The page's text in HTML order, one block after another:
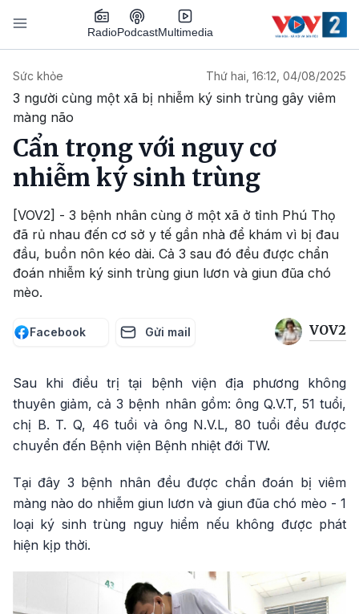
Nhảy đến nội dung
RadioPodcastMultimedia
Sức khỏe Thứ hai, 16:12, 04/08/2025
3 người cùng một xã bị nhiễm ký sinh trùng gây viêm
màng não
Cẩn trọng với nguy cơ
nhiễm ký sinh trùng
[VOV2] - 3 bệnh nhân cùng ở một xã ở tỉnh Phú Thọ
đã rủ nhau đến cơ sở y tế gần nhà để khám vì bị đau
đầu, buồn nôn kéo dài. Cả 3 sau đó đều được chẩn
đoán nhiễm ký sinh trùng giun lươn và giun đũa chó
mèo.
Facebook Gửi mail VOV2
Sau khi điều trị tại bệnh viện địa phương không
thuyên giảm, cả 3 bệnh nhân gồm: ông Q.V.T, 51 tuổi,
chị B. T. Q, 46 tuổi và ông N.V.L, 80 tuổi đều được
chuyển đến Bệnh viện Bệnh nhiệt đới TW.
Tại đây 3 bệnh nhân đều được chẩn đoán bị viêm
màng nào do nhiễm giun lươn và giun đũa chó mèo - 1
loại ký sinh trùng nguy hiểm nếu không được phát
hiện kịp thời.